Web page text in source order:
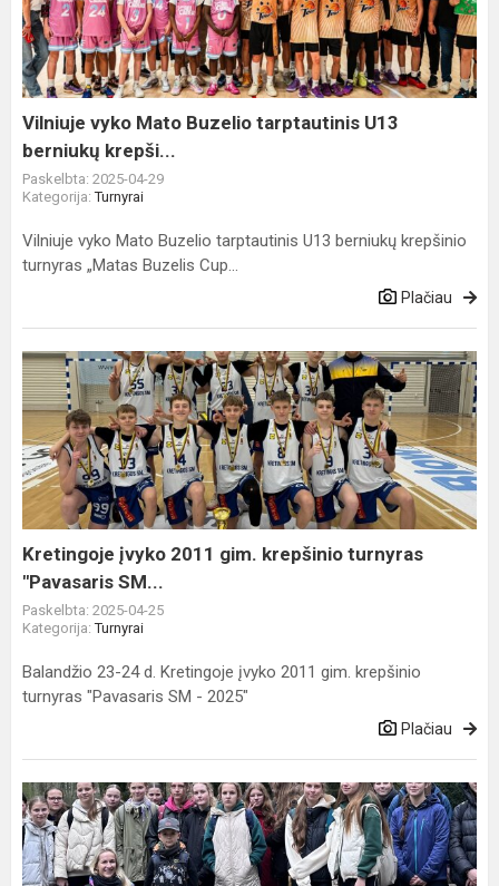
Buzelio
tarptautinis
U13
berniukų
krepši...
Vilniuje vyko Mato Buzelio tarptautinis U13
berniukų krepši...
Paskelbta: 2025-04-29
Kategorija:Turnyrai
Vilniuje vyko Mato Buzelio tarptautinis U13 berniukų krepšinio
turnyras „Matas Buzelis Cup...
Plačiau
Kretingoje
įvyko
2011
gim.
krepšinio
turnyras
"Pavasaris
SM...
Kretingoje įvyko 2011 gim. krepšinio turnyras
"Pavasaris SM...
Paskelbta: 2025-04-25
Kategorija:Turnyrai
Balandžio 23-24 d. Kretingoje įvyko 2011 gim. krepšinio
turnyras "Pavasaris SM - 2025"
Plačiau
Aerobikos
grupės
žygis
10